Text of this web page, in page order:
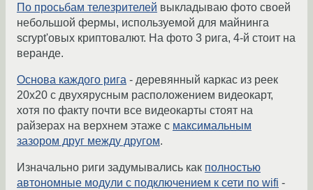
По просьбам телезрителей выкладываю фото своей
небольшой фермы, используемой для майнинга
scrypt'овых криптовалют. На фото 3 рига, 4-й стоит на
веранде.
Основа каждого рига - деревянный каркас из реек
20х20 с двухярусным расположением видеокарт,
хотя по факту почти все видеокарты стоят на
райзерах на верхнем этаже с максимальным
зазором друг между другом.
Изначально риги задумывались как полностью
автономные модули с подключением к сети по wifi -